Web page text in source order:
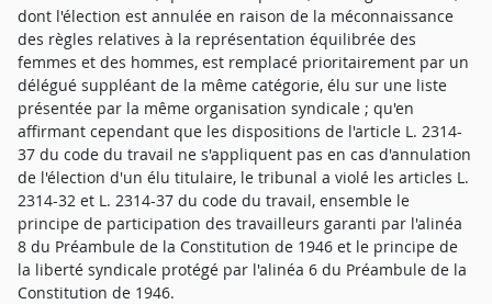
dont l'élection est annulée en raison de la méconnaissance
des règles relatives à la représentation équilibrée des
femmes et des hommes, est remplacé prioritairement par un
délégué suppléant de la même catégorie, élu sur une liste
présentée par la même organisation syndicale ; qu'en
affirmant cependant que les dispositions de l'article L. 2314-
37 du code du travail ne s'appliquent pas en cas d'annulation
de l'élection d'un élu titulaire, le tribunal a violé les articles L.
2314-32 et L. 2314-37 du code du travail, ensemble le
principe de participation des travailleurs garanti par l'alinéa
8 du Préambule de la Constitution de 1946 et le principe de
la liberté syndicale protégé par l'alinéa 6 du Préambule de la
Constitution de 1946.